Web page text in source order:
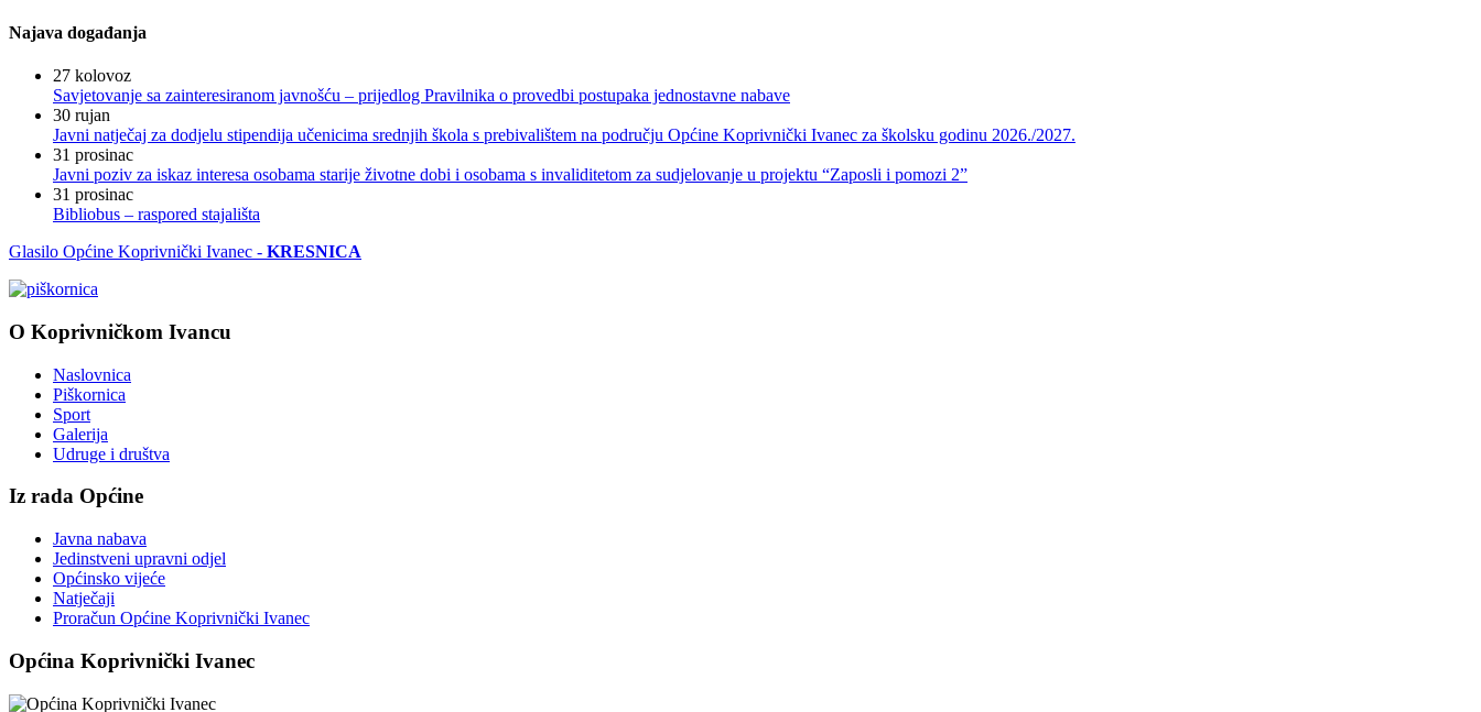
Najava događanja
27 kolovoz
Savjetovanje sa zainteresiranom javnošću – prijedlog Pravilnika o provedbi postupaka jednostavne nabave
30 rujan
Javni natječaj za dodjelu stipendija učenicima srednjih škola s prebivalištem na području Općine Koprivnički Ivanec za školsku godinu 2026./2027.
31 prosinac
Javni poziv za iskaz interesa osobama starije životne dobi i osobama s invaliditetom za sudjelovanje u projektu “Zaposli i pomozi 2”
31 prosinac
Bibliobus – raspored stajališta
Glasilo Općine Koprivnički Ivanec - KRESNICA
O Koprivničkom Ivancu
Naslovnica
Piškornica
Sport
Galerija
Udruge i društva
Iz rada Općine
Javna nabava
Jedinstveni upravni odjel
Općinsko vijeće
Natječaji
Proračun Općine Koprivnički Ivanec
Općina Koprivnički Ivanec